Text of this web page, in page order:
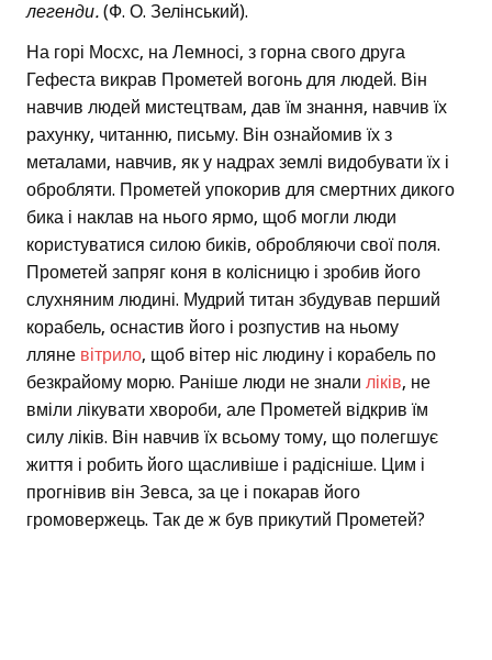
легенди. (Ф. О. Зелінський).
На горі Мосхс, на Лемносі, з горна свого друга
Гефеста викрав Прометей вогонь для людей. Він
навчив людей мистецтвам, дав їм знання, навчив їх
рахунку, читанню, письму. Він ознайомив їх з
металами, навчив, як у надрах землі видобувати їх і
обробляти. Прометей упокорив для смертних дикого
бика і наклав на нього ярмо, щоб могли люди
користуватися силою биків, обробляючи свої поля.
Прометей запряг коня в колісницю і зробив його
слухняним людині. Мудрий титан збудував перший
корабель, оснастив його і розпустив на ньому
лляне вітрило, щоб вітер ніс людину і корабель по
безкрайому морю. Раніше люди не знали ліків, не
вміли лікувати хвороби, але Прометей відкрив їм
силу ліків. Він навчив їх всьому тому, що полегшує
життя і робить його щасливіше і радісніше. Цим і
прогнівив він Зевса, за це і покарав його
громовержець. Так де ж був прикутий Прометей?